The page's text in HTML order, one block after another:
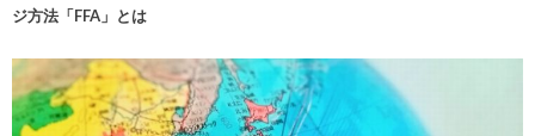
ジ方法「FFA」とは